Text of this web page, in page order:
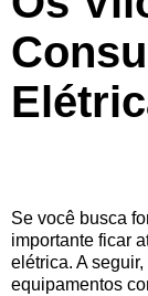
Se você busca
importante ficar
elétrica. A
equipamentos